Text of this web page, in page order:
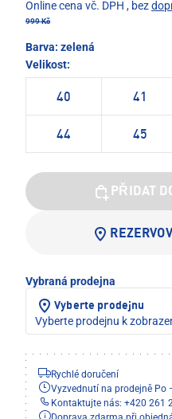
Online cena vč. DPH , bez
999 Kč
Barva: zelená
Velikost:
40 41
44 45
PŘIDAT
Vybraná prodejna
Vyberte prodejnu
Vyberte prodejnu k
Rychlé doručení
Vyzvednutí na prodejně Po
Kontaktujte nás: +420 261